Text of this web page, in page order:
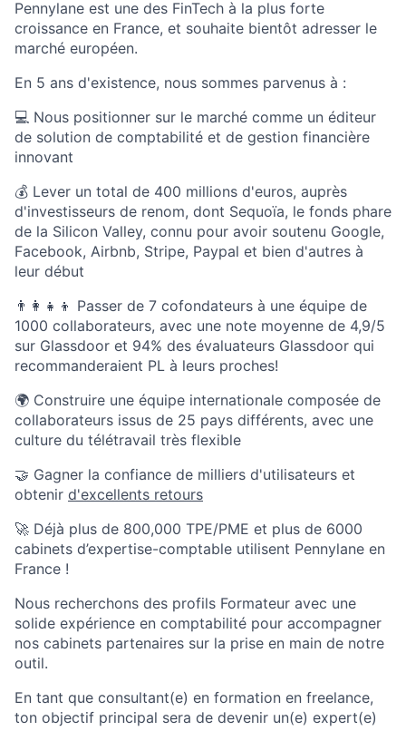
Pennylane est une des FinTech à la plus forte
croissance en France, et souhaite bientôt adresser le
marché européen.
En 5 ans d'existence, nous sommes parvenus à :
💻 Nous positionner sur le marché comme un éditeur
de solution de comptabilité et de gestion financière
innovant
💰 Lever un total de 400 millions d'euros, auprès
d'investisseurs de renom, dont Sequoïa, le fonds phare
de la Silicon Valley, connu pour avoir soutenu Google,
Facebook, Airbnb, Stripe, Paypal et bien d'autres à
leur début
👨‍👩‍👧‍👦 Passer de 7 cofondateurs à une équipe de
1000 collaborateurs, avec une note moyenne de 4,9/5
sur Glassdoor et 94% des évaluateurs Glassdoor qui
recommanderaient PL à leurs proches!
🌍 Construire une équipe internationale composée de
collaborateurs issus de 25 pays différents, avec une
culture du télétravail très flexible
🤝 Gagner la confiance de milliers d'utilisateurs et
obtenir d'excellents retours
🚀 Déjà plus de 800,000 TPE/PME et plus de 6000
cabinets d’expertise-comptable utilisent Pennylane en
France !
Nous recherchons des profils Formateur avec une
solide expérience en comptabilité pour accompagner
nos cabinets partenaires sur la prise en main de notre
outil.
En tant que consultant(e) en formation en freelance,
ton objectif principal sera de devenir un(e) expert(e)